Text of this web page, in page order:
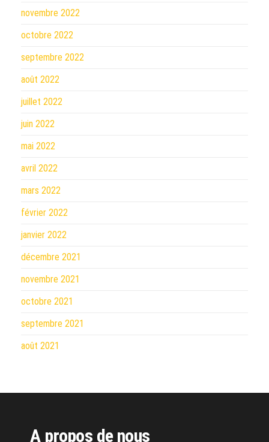
novembre 2022
octobre 2022
septembre 2022
août 2022
juillet 2022
juin 2022
mai 2022
avril 2022
mars 2022
février 2022
janvier 2022
décembre 2021
novembre 2021
octobre 2021
septembre 2021
août 2021
A propos de nous